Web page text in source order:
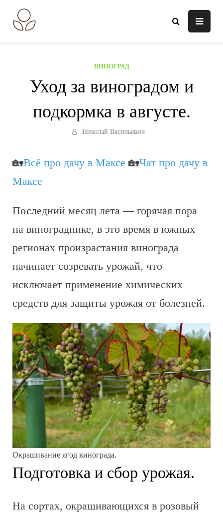
содержанию
ВИНОГРАД
Уход за виноградом и
подкормка в августе.
Николай Васильевич
🏡Всё про дачу в Максе 🏡Чат про дачу в
Максе
Последний месяц лета — горячая пора
на винограднике, в это время в южных
регионах произрастания винограда
начинает созревать урожай, что
исключает применение химических
средств для защиты урожая от болезней.
Окрашивание ягод винограда.
Подготовка и сбор урожая.
На сортах, окрашивающихся в розовый